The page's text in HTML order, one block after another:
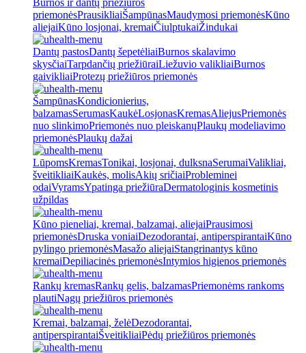
Burnos ir dantų priežiūros
priemonėsPrausikliaiŠampūnasMaudymosi priemonėsKūno
aliejaiKūno losjonai, kremaiČiulptukaiŽindukai
Dantų pastosDantų šepetėliaiBurnos skalavimo
skysčiaiTarpdančių priežiūraiLiežuvio valikliaiBurnos
gaivikliaiProtezų priežiūros priemonės
ŠampūnasKondicionierius,
balzamasSerumasKaukėLosjonasKremasAliejusPriemonės
nuo slinkimoPriemonės nuo pleiskanųPlaukų modeliavimo
priemonėsPlaukų dažai
LūpomsKremasTonikai, losjonai, dulksnaSerumaiValikliai,
šveitikliaiKaukės, molisAkių sričiaiProbleminei
odaiVyramsYpatinga priežiūraDermatologinis kosmetinis
užpildas
Kūno pieneliai, kremai, balzamai, aliejaiPrausimosi
priemonėsDruska voniaiDezodorantai, antiperspirantaiKūno
pylingo priemonėsMasažo aliejaiStangrinantys kūno
kremaiDepiliacinės priemonėsIntymios higienos priemonės
Rankų kremasRankų gelis, balzamasPriemonėms rankoms
plautiNagų priežiūros priemonės
Kremai, balzamai, želėDezodorantai,
antiperspirantaiŠveitikliaiPėdų priežiūros priemonės